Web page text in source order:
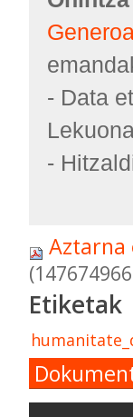
- Data
-
Etiketak